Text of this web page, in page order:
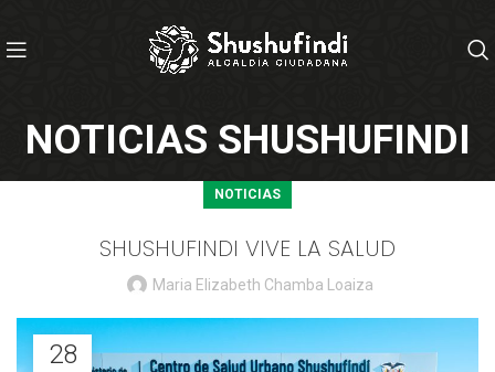
NOTICIAS SHUSHUFINDI
NOTICIAS
SHUSHUFINDI VIVE LA SALUD
Maria Elizabeth Chamba Loaiza
28